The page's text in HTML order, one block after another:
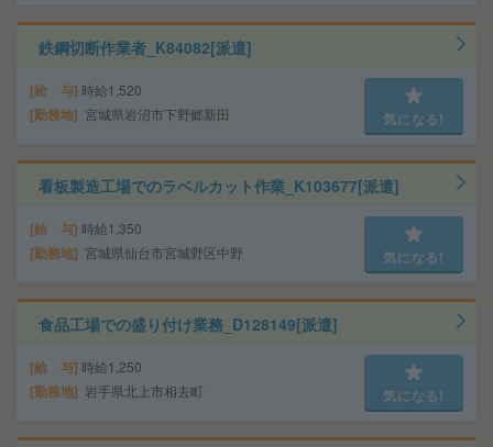
鉄鋼切断作業者_K84082[派遣]
給 与 時給1,520
勤務地 宮城県岩沼市下野郷新田 気になる!
看板製造工場でのラベルカット作業_K103677[派遣]
給 与 時給1,350
勤務地 宮城県仙台市宮城野区中野 気になる!
食品工場での盛り付け業務_D128149[派遣]
給 与 時給1,250
勤務地 岩手県北上市相去町 気になる!